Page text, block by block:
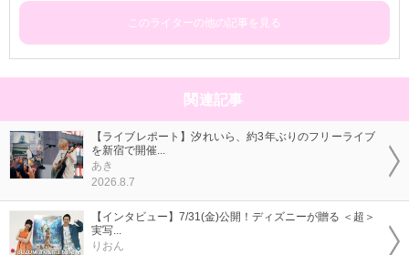
このライターの他の記事を見る
関連記事
【ライブレポート】汐れいら、約3年ぶりのフリーライブ
を新宿で開催...
あき
2026.8.7
【インタビュー】7/31(金)公開！ディズニーが贈る ＜超＞
実写...
りおん